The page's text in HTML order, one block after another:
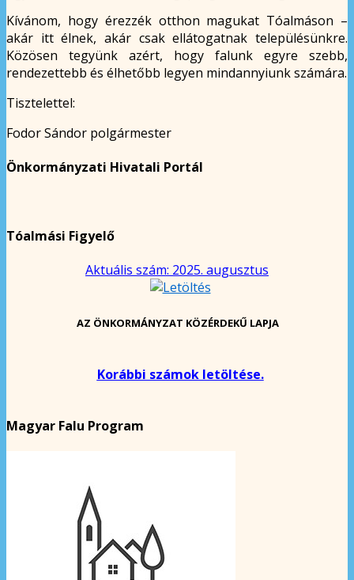
Kívánom, hogy érezzék otthon magukat Tóalmáson –
akár itt élnek, akár csak ellátogatnak településünkre.
Közösen tegyünk azért, hogy falunk egyre szebb,
rendezettebb és élhetőbb legyen mindannyiunk számára.
Tisztelettel:
Fodor Sándor polgármester
Önkormányzati Hivatali Portál
Tóalmási Figyelő
Aktuális szám: 2025. augusztus
AZ ÖNKORMÁNYZAT KÖZÉRDEKŰ LAPJA
Korábbi számok letöltése.
Magyar Falu Program